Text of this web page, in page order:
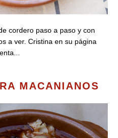
cordero paso a paso y con
a ver. Cristina en su página
MACANIANOS